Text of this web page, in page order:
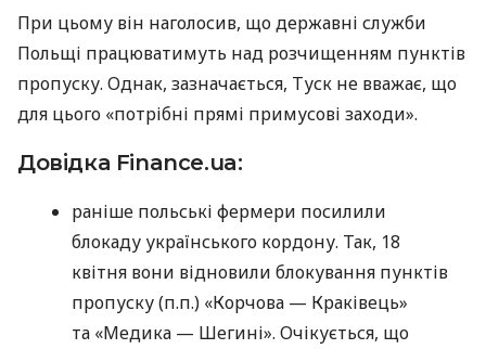
При цьому він наголосив, що державні служби
Польщі працюватимуть над розчищенням пунктів
пропуску. Однак, зазначається, Туск не вважає, що
для цього «потрібні прямі примусові заходи».
Довідка Finance.ua:
раніше польські фермери посилили
блокаду українського кордону. Так, 18
квітня вони відновили блокування пунктів
пропуску (п.п.) «Корчова — Краківець»
та «Медика — Шегині». Очікується, що